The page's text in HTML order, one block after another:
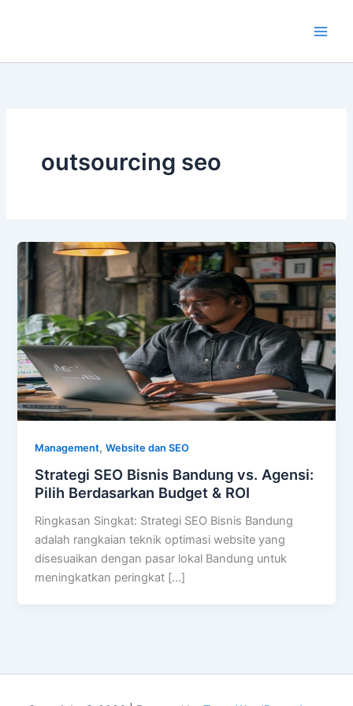
outsourcing seo
Management,Website dan SEO
Strategi SEO Bisnis Bandung vs. Agensi:
Pilih Berdasarkan Budget & ROI
Ringkasan Singkat: Strategi SEO Bisnis Bandung
adalah rangkaian teknik optimasi website yang
disesuaikan dengan pasar lokal Bandung untuk
meningkatkan peringkat […]